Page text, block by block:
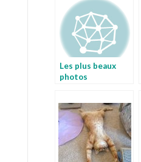
Les plus beaux
photos